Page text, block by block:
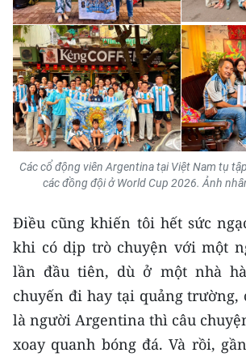
Các cổ động viên Argentina tại Việt Nam tụ
các đồng đội ở World Cup 2026. Ảnh
Điều cũng khiến tôi hết sức
khi có dịp trò chuyện với một
lần đầu tiên, dù ở một nhà
chuyến đi hay tại quảng trường,
là người Argentina thì câu
xoay quanh bóng đá. Và rồi,